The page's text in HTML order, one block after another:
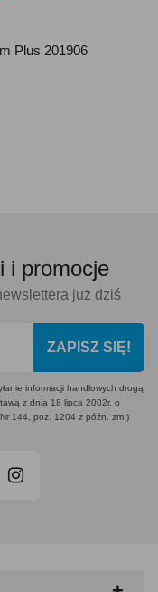
Plus 201906
i promocje
już dziś
ZAPISZ SIĘ!
informacji handlowych drogą
z dnia 18 lipca 2002r. o
144, poz. 1204 z późn. zm.)